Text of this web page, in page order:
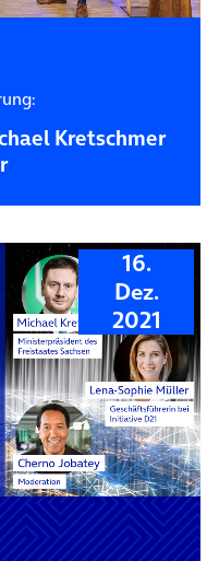
Kretschmer
16.
Dez.
2021